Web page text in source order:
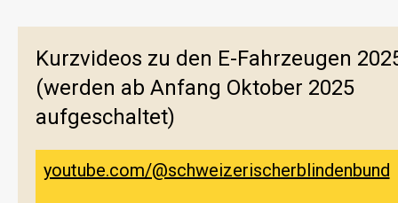
Kurzvideos zu den E-Fahrzeugen
(werden ab Anfang Oktober 2025
aufgeschaltet)
youtube.com/@schweizerischerblindenbund